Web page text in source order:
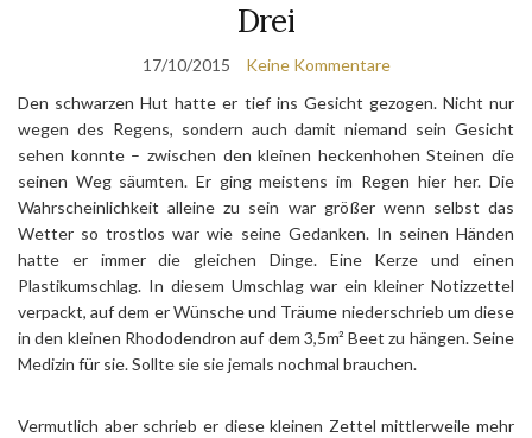
Drei
17/10/2015
Keine Kommentare
Den schwarzen Hut hatte er tief ins Gesicht gezogen. Nicht nur
wegen des Regens, sondern auch damit niemand sein Gesicht
sehen konnte – zwischen den kleinen heckenhohen Steinen die
seinen Weg säumten. Er ging meistens im Regen hier her. Die
Wahrscheinlichkeit alleine zu sein war größer wenn selbst das
Wetter so trostlos war wie seine Gedanken. In seinen Händen
hatte er immer die gleichen Dinge. Eine Kerze und einen
Plastikumschlag. In diesem Umschlag war ein kleiner Notizzettel
verpackt, auf dem er Wünsche und Träume niederschrieb um diese
in den kleinen Rhododendron auf dem 3,5m² Beet zu hängen. Seine
Medizin für sie. Sollte sie sie jemals nochmal brauchen.
Vermutlich aber schrieb er diese kleinen Zettel mittlerweile mehr